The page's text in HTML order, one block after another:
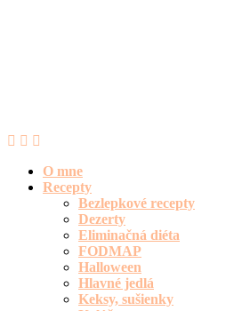
O mne
Recepty
Bezlepkové recepty
Dezerty
Eliminačná diéta
FODMAP
Halloween
Hlavné jedlá
Keksy, sušienky